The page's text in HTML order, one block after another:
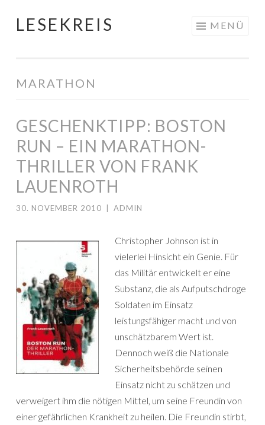
Springe
LESEKREIS MENÜ
MARATHON
GESCHENKTIPP: BOSTON
RUN – EIN MARATHON-
THRILLER VON FRANK
LAUENROTH
30. NOVEMBER 2010 ADMIN
Christopher Johnson ist in
vielerlei Hinsicht ein Genie. Für
das Militär entwickelt er eine
Substanz, die als Aufputschdroge
Soldaten im Einsatz
leistungsfähiger macht und von
unschätzbarem Wert ist.
Dennoch weiß die Nationale
Sicherheitsbehörde seinen
Einsatz nicht zu schätzen und
verweigert ihm die nötigen Mittel, um seine Freundin von
einer gefährlichen Krankheit zu heilen. Die Freundin stirbt,